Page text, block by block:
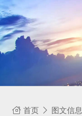
首页 图文信息